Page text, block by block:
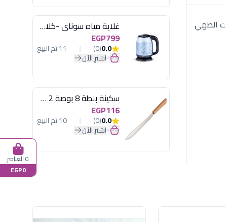
الطهي
غلاية مياه سوناي -كلاسيك 2200 وات، 1.7 لتر زجاج اضائة ليد - MAR-3752
EGP799
0.0
(0) 11 تم البيع
اشترِ الآن
سكينة بلطة 8 بوصة 2 مسمار
EGP116
0.0
(0) 10 تم البيع
اشترِ الآن
0 العناصر
EGP0